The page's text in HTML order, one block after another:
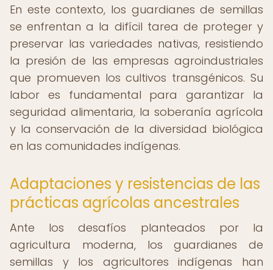
En este contexto, los guardianes de semillas
se enfrentan a la difícil tarea de proteger y
preservar las variedades nativas, resistiendo
la presión de las empresas agroindustriales
que promueven los cultivos transgénicos. Su
labor es fundamental para garantizar la
seguridad alimentaria, la soberanía agrícola
y la conservación de la diversidad biológica
en las comunidades indígenas.
Adaptaciones y resistencias de las
prácticas agrícolas ancestrales
Ante los desafíos planteados por la
agricultura moderna, los guardianes de
semillas y los agricultores indígenas han